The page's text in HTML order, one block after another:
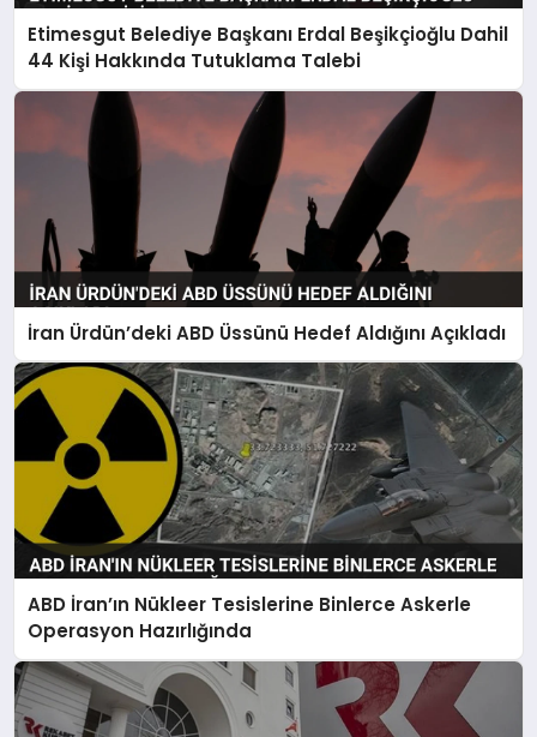
Etimesgut Belediye Başkanı Erdal Beşikçioğlu Dahil
44 Kişi Hakkında Tutuklama Talebi
İran Ürdün’deki ABD Üssünü Hedef Aldığını Açıkladı
ABD İran’ın Nükleer Tesislerine Binlerce Askerle
Operasyon Hazırlığında